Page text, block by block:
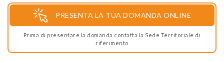
PRESENTA LA TUA DOMANDA ONLINE
Prima di presentare la domanda contatta la Sede Territoriale di
riferimento